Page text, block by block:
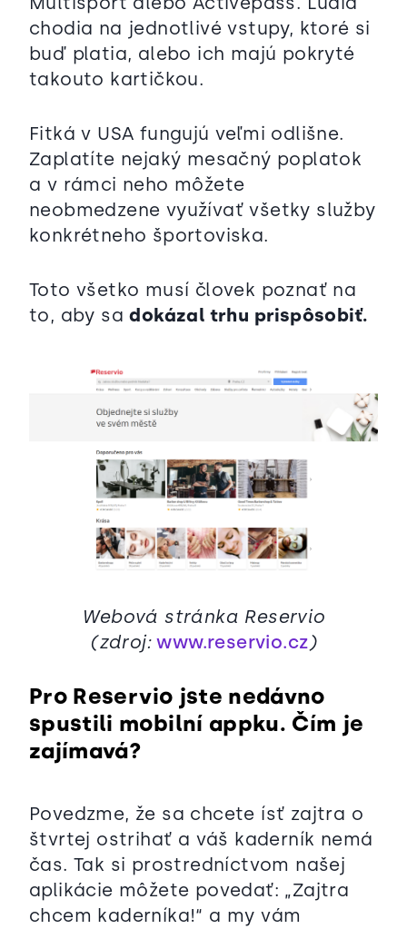
chodia na jednotlivé vstupy, ktoré si
buď platia, alebo ich majú pokryté
takouto kartičkou.
Fitká v USA fungujú veľmi odlišne.
Zaplatíte nejaký mesačný poplatok
a v rámci neho môžete
neobmedzene využívať všetky služby
konkrétneho športoviska.
Toto všetko musí človek poznať na
to, aby sadokázal trhu prispôsobiť.
Webová stránka Reservio
(zdroj:www.reservio.cz)
Pro Reservio jste nedávno
spustili mobilní appku. Čím je
zajímavá?
Povedzme, že sa chcete ísť zajtra o
štvrtej ostrihať a váš kaderník nemá
čas. Tak si prostredníctvom našej
aplikácie môžete povedať: „Zajtra
chcem kaderníka!“ a my vám